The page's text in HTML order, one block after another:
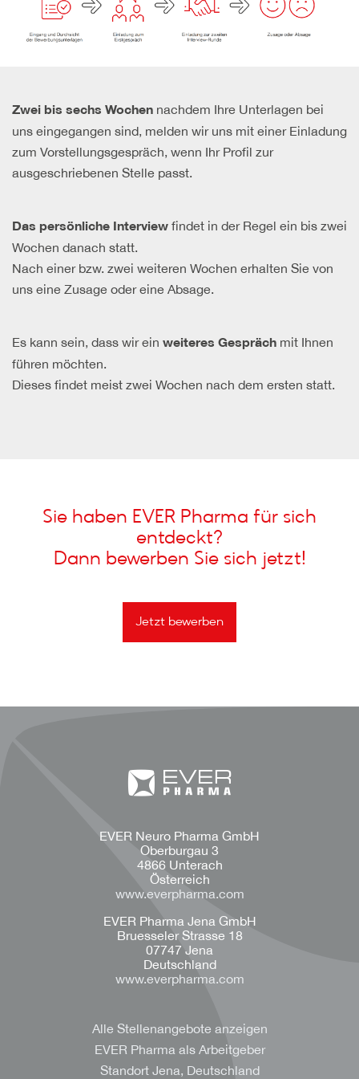
Zwei bis sechs Wochen nachdem Ihre Unterlagen bei
uns eingegangen sind, melden wir uns mit einer Einladung
zum Vorstellungsgespräch, wenn Ihr Profil zur
ausgeschriebenen Stelle passt.
Das persönliche Interview findet in der Regel ein bis zwei
Wochen danach statt.
Nach einer bzw. zwei weiteren Wochen erhalten Sie von
uns eine Zusage oder eine Absage.
Es kann sein, dass wir ein weiteres Gespräch mit Ihnen
führen möchten.
Dieses findet meist zwei Wochen nach dem ersten statt.
Sie haben EVER Pharma für sich
entdeckt?
Dann bewerben Sie sich jetzt!
Jetzt bewerben
EVER Neuro Pharma GmbH
Oberburgau 3
4866 Unterach
Österreich
www.everpharma.com
EVER Pharma Jena GmbH
Bruesseler Strasse 18
07747 Jena
Deutschland
www.everpharma.com
Alle Stellenangebote anzeigen
EVER Pharma als Arbeitgeber
Standort Jena, Deutschland